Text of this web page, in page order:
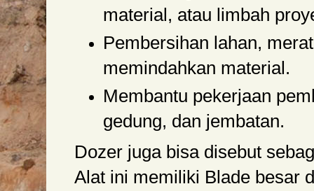
material, atau limbah
Pembersihan lahan,
memindahkan material.
Membantu pekerjaan
gedung, dan jembatan.
Dozer juga bisa disebut
Alat ini memiliki Blade besar